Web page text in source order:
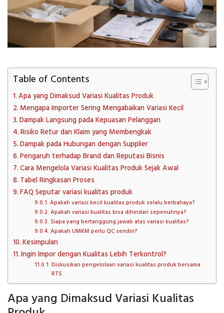
Table of Contents
Apa yang Dimaksud Variasi Kualitas Produk
Mengapa Importer Sering Mengabaikan Variasi Kecil
Dampak Langsung pada Kepuasan Pelanggan
Risiko Retur dan Klaim yang Membengkak
Dampak pada Hubungan dengan Supplier
Pengaruh terhadap Brand dan Reputasi Bisnis
Cara Mengelola Variasi Kualitas Produk Sejak Awal
Tabel Ringkasan Proses
FAQ Seputar variasi kualitas produk
Apakah variasi kecil kualitas produk selalu berbahaya?
Apakah variasi kualitas bisa dihindari sepenuhnya?
Siapa yang bertanggung jawab atas variasi kualitas?
Apakah UMKM perlu QC sendiri?
Kesimpulan
Ingin Impor dengan Kualitas Lebih Terkontrol?
Diskusikan pengelolaan variasi kualitas produk bersama
RTS
Apa yang Dimaksud Variasi Kualitas